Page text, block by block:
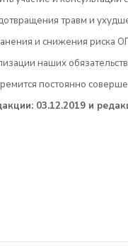
травм и
и снижения риска
наших
постоянно
03.12.2019 и